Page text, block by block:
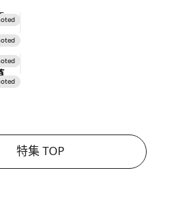
特集 TOP